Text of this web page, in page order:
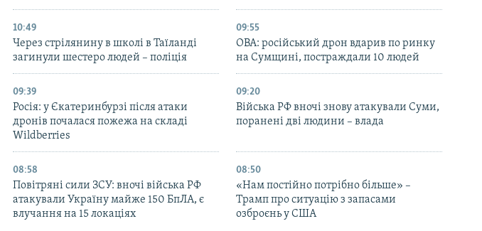
10:49
Через стрілянину в школі в Таїланді
загинули шестеро людей – поліція
09:55
ОВА: російський дрон вдарив по ринку
на Сумщині, постраждали 10 людей
09:39
Росія: у Єкатеринбурзі після атаки
дронів почалася пожежа на складі
Wildberries
09:20
Війська РФ вночі знову атакували Суми,
поранені дві людини – влада
08:58
Повітряні сили ЗСУ: вночі війська РФ
атакували Україну майже 150 БпЛА, є
влучання на 15 локаціях
08:50
«Нам постійно потрібно більше» –
Трамп про ситуацію з запасами
озброєнь у США